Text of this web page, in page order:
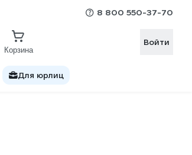
8 800 550-37-70
Корзина
Войти
Для юрлиц